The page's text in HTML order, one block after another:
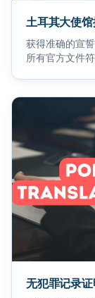
土耳其大使
获得准确的宣
所有官方文件
无犯罪记录